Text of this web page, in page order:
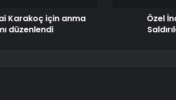
Karakoç için anma
düzenlendi
Özel